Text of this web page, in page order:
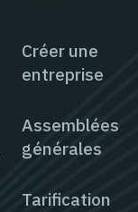
Créer une
entreprise
Assemblées
générales
Tarification